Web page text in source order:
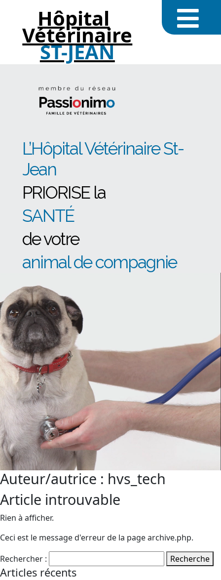
Hôpital
Vétérinaire
ST-JEAN
L’Hôpital Vétérinaire St-
Jean
PRIORISE la
SANTÉ
de votre
animal de compagnie
Auteur/autrice : hvs_tech
Article introuvable
Rien à afficher.
Ceci est le message d'erreur de la page archive.php.
Rechercher :
Recherche
Articles récents